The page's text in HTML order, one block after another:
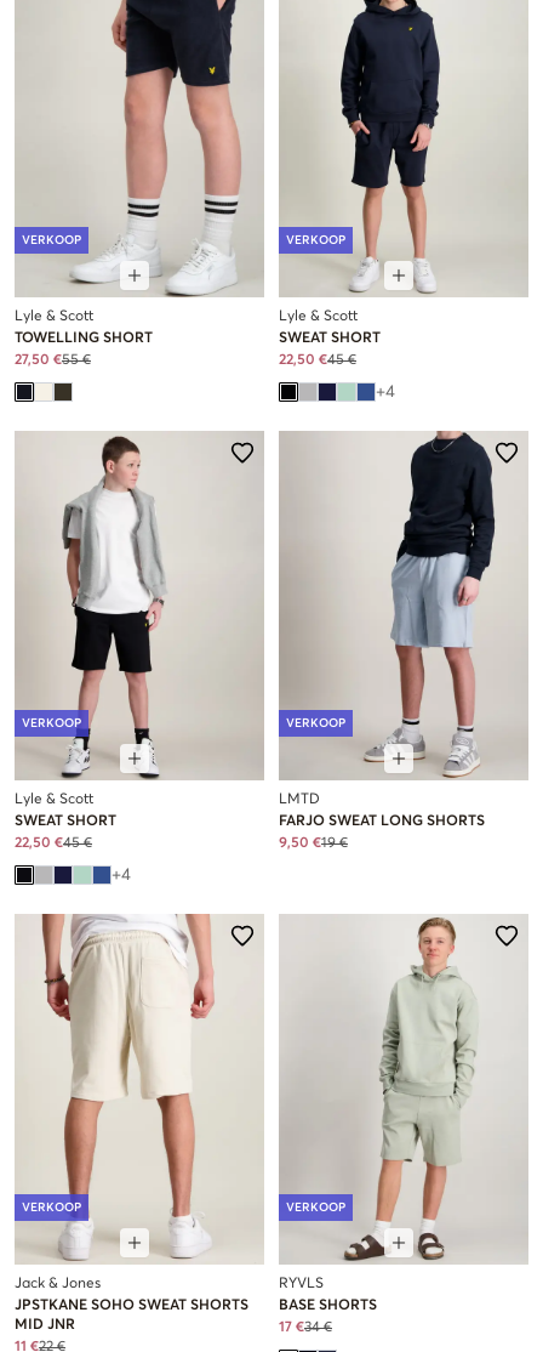
VERKOOP
Lyle & Scott
TOWELLING SHORT
27,50 €55 €
VERKOOP
Lyle & Scott
SWEAT SHORT
22,50 €45 €
+4
VERKOOP
Lyle & Scott
SWEAT SHORT
22,50 €45 €
+4
VERKOOP
LMTD
FARJO SWEAT LONG SHORTS
9,50 €19 €
VERKOOP
Jack & Jones
JPSTKANE SOHO SWEAT SHORTS
MID JNR
11 €22 €
VERKOOP
RYVLS
BASE SHORTS
17 €34 €